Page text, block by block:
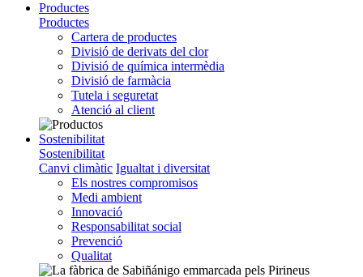
Productes
Productes
Cartera de productes
Divisió de derivats del clor
Divisió de química intermèdia
Divisió de farmàcia
Tutela i seguretat
Atenció al client
Sostenibilitat
Sostenibilitat
Canvi climàtic Igualtat i diversitat
Els nostres compromisos
Medi ambient
Innovació
Responsabilitat social
Prevenció
Qualitat